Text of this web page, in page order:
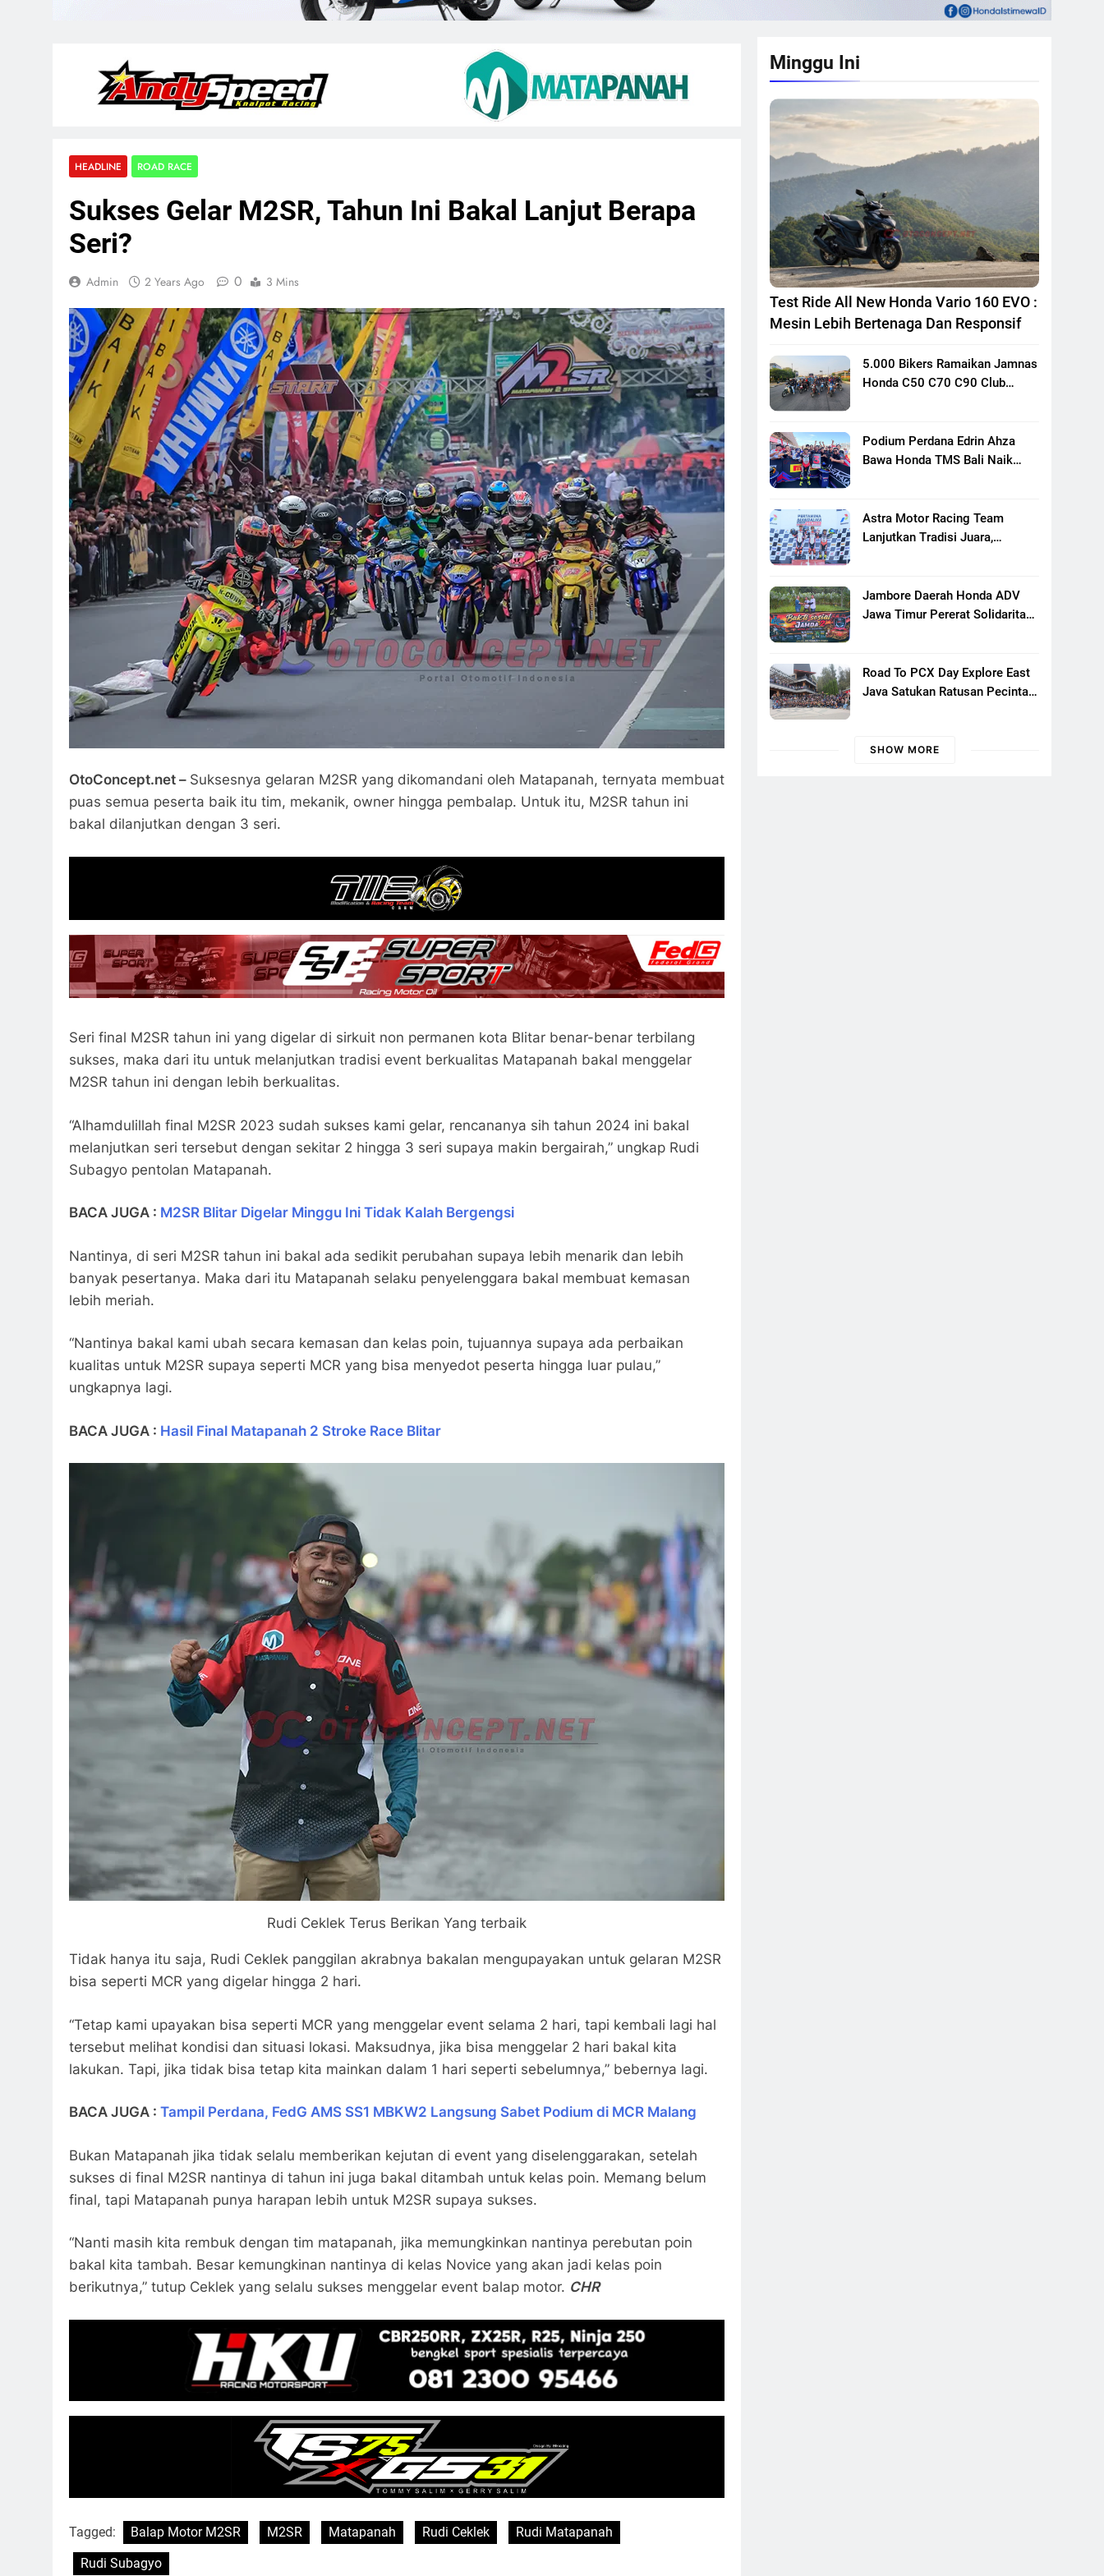
HEADLINE ROAD RACE
Sukses Gelar M2SR, Tahun Ini Bakal Lanjut Berapa
Seri?
Admin 2 Years Ago 0 3 Mins
OtoConcept.net – Suksesnya gelaran M2SR yang dikomandani oleh Matapanah, ternyata membuat
puas semua peserta baik itu tim, mekanik, owner hingga pembalap. Untuk itu, M2SR tahun ini
bakal dilanjutkan dengan 3 seri.
Seri final M2SR tahun ini yang digelar di sirkuit non permanen kota Blitar benar-benar terbilang
sukses, maka dari itu untuk melanjutkan tradisi event berkualitas Matapanah bakal menggelar
M2SR tahun ini dengan lebih berkualitas.
“Alhamdulillah final M2SR 2023 sudah sukses kami gelar, rencananya sih tahun 2024 ini bakal
melanjutkan seri tersebut dengan sekitar 2 hingga 3 seri supaya makin bergairah,” ungkap Rudi
Subagyo pentolan Matapanah.
BACA JUGA : M2SR Blitar Digelar Minggu Ini Tidak Kalah Bergengsi
Nantinya, di seri M2SR tahun ini bakal ada sedikit perubahan supaya lebih menarik dan lebih
banyak pesertanya. Maka dari itu Matapanah selaku penyelenggara bakal membuat kemasan
lebih meriah.
“Nantinya bakal kami ubah secara kemasan dan kelas poin, tujuannya supaya ada perbaikan
kualitas untuk M2SR supaya seperti MCR yang bisa menyedot peserta hingga luar pulau,”
ungkapnya lagi.
BACA JUGA : Hasil Final Matapanah 2 Stroke Race Blitar
Rudi Ceklek Terus Berikan Yang terbaik
Tidak hanya itu saja, Rudi Ceklek panggilan akrabnya bakalan mengupayakan untuk gelaran M2SR
bisa seperti MCR yang digelar hingga 2 hari.
“Tetap kami upayakan bisa seperti MCR yang menggelar event selama 2 hari, tapi kembali lagi hal
tersebut melihat kondisi dan situasi lokasi. Maksudnya, jika bisa menggelar 2 hari bakal kita
lakukan. Tapi, jika tidak bisa tetap kita mainkan dalam 1 hari seperti sebelumnya,” bebernya lagi.
BACA JUGA : Tampil Perdana, FedG AMS SS1 MBKW2 Langsung Sabet Podium di MCR Malang
Bukan Matapanah jika tidak selalu memberikan kejutan di event yang diselenggarakan, setelah
sukses di final M2SR nantinya di tahun ini juga bakal ditambah untuk kelas poin. Memang belum
final, tapi Matapanah punya harapan lebih untuk M2SR supaya sukses.
“Nanti masih kita rembuk dengan tim matapanah, jika memungkinkan nantinya perebutan poin
bakal kita tambah. Besar kemungkinan nantinya di kelas Novice yang akan jadi kelas poin
berikutnya,” tutup Ceklek yang selalu sukses menggelar event balap motor. CHR
Tagged: Balap Motor M2SR M2SR Matapanah Rudi Ceklek
Rudi Matapanah
Rudi Subagyo
Minggu Ini
Test Ride All New Honda Vario 160 EVO :
Mesin Lebih Bertenaga Dan Responsif
5.000 Bikers Ramaikan Jamnas
Honda C50 C70 C90 Club
Motor Klasik Honda
Podium Perdana Edrin Ahza
Bawa Honda TMS Bali Naik
Astra Motor Racing Team
Lanjutkan Tradisi Juara,
Putaran Ke 3
Jambore Daerah Honda ADV
Jawa Timur Pererat Solidaritas
Banyuwangi
Road To PCX Day Explore East
Java Satukan Ratusan Pecinta
SHOW MORE